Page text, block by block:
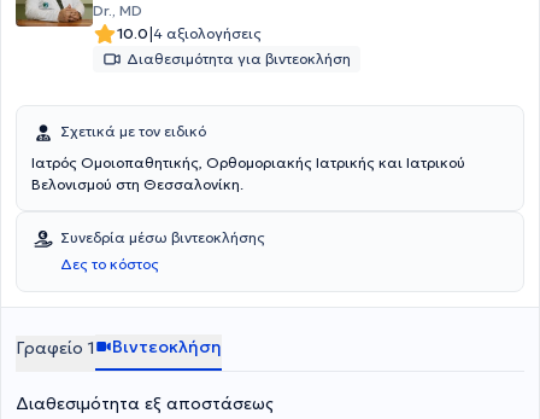
Dr., MD
10.0|4 αξιολογήσεις
Διαθεσιμότητα για βιντεοκλήση
Σχετικά με τον ειδικό
Ιατρός Ομοιοπαθητικής, Ορθομοριακής Ιατρικής και Ιατρικού
Βελονισμού στη Θεσσαλονίκη.
Συνεδρία μέσω βιντεοκλήσης
Δες το κόστος
Γραφείο 1 Βιντεοκλήση
Διαθεσιμότητα εξ αποστάσεως